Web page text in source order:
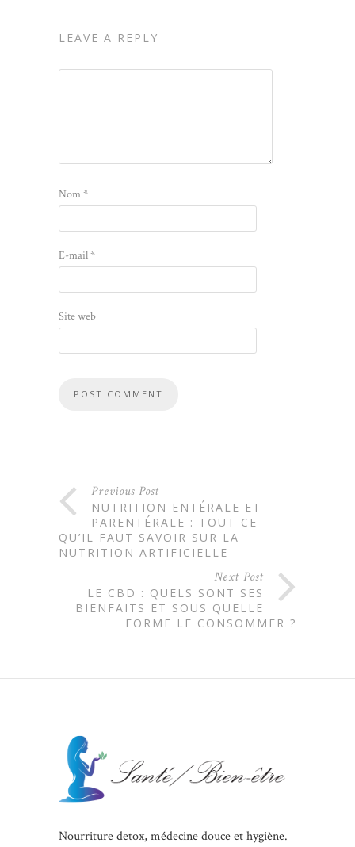
LEAVE A REPLY
Nom*
E-mail*
Site web
Previous Post
NUTRITION ENTÉRALE ET
PARENTÉRALE : TOUT CE
QU’IL FAUT SAVOIR SUR LA
NUTRITION ARTIFICIELLE
Next Post
LE CBD : QUELS SONT SES
BIENFAITS ET SOUS QUELLE
FORME LE CONSOMMER ?
Nourriture detox, médecine douce et hygiène.